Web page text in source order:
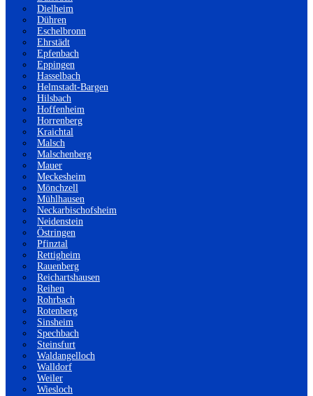
Dielheim
Dühren
Eschelbronn
Ehrstädt
Epfenbach
Eppingen
Hasselbach
Helmstadt-Bargen
Hilsbach
Hoffenheim
Horrenberg
Kraichtal
Malsch
Malschenberg
Mauer
Meckesheim
Mönchzell
Mühlhausen
Neckarbischofsheim
Neidenstein
Östringen
Pfinztal
Rettigheim
Rauenberg
Reichartshausen
Reihen
Rohrbach
Rotenberg
Sinsheim
Spechbach
Steinsfurt
Waldangelloch
Walldorf
Weiler
Wiesloch